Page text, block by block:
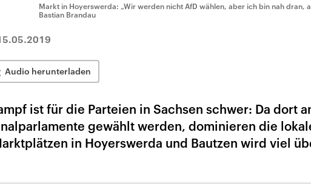
Markt in Hoyerswerda: „Wir werden nicht AfD wählen, aber ich bin nah dran,
Bastian Brandau
Audio herunterladen
ist für die Parteien in Sachsen schwer: Da dort
gewählt werden, dominieren die
in Hoyerswerda und Bautzen wird viel